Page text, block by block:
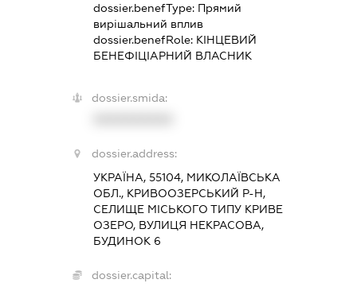
dossier.benefType: Прямий
вирішальний вплив
dossier.benefRole: КІНЦЕВИЙ
БЕНЕФІЦІАРНИЙ ВЛАСНИК
dossier.smida:
dossier.address:
УКРАЇНА, 55104, МИКОЛАЇВСЬКА
ОБЛ., КРИВООЗЕРСЬКИЙ Р-Н,
СЕЛИЩЕ МІСЬКОГО ТИПУ КРИВЕ
ОЗЕРО, ВУЛИЦЯ НЕКРАСОВА,
БУДИНОК 6
dossier.capital: